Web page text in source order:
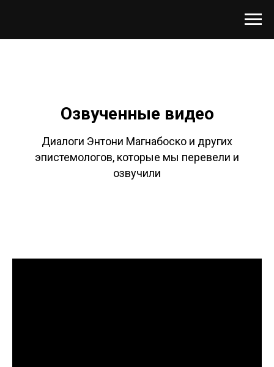
Озвученные видео
Диалоги Энтони Магнабоско и других
эпистемологов, которые мы перевели и
озвучили